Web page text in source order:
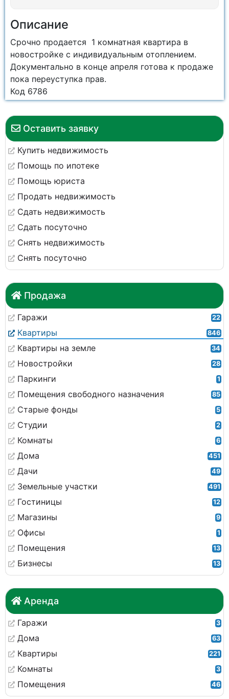
Оставить заявку
Купить недвижимость
Помощь по ипотеке
Помощь юриста
Продать недвижимость
Сдать недвижимость
Сдать посуточно
Снять недвижимость
Снять посуточно
Продажа
Гаражи 22
Квартиры 846
Квартиры на земле 34
Новостройки 28
Паркинги 1
Помещения свободного назначения 85
Старые фонды 5
Студии 2
Комнаты 6
Дома 451
Дачи 49
Земельные участки 491
Гостиницы 12
Магазины 9
Офисы 1
Помещения 13
Бизнесы 13
Аренда
Гаражи 3
Дома 63
Квартиры 221
Комнаты 3
Помещения 46
Описание
Срочно продается 1 комнатная квартира в
новостройке с индивидуальным отоплением.
Документально в конце апреля готова к продаже
пока переуступка прав.
Код 6786